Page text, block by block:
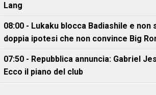
Lang
08:00 - Lukaku blocca Badiashile e non
doppia ipotesi che non convince Big
07:50 - Repubblica annuncia: Gabriel
Ecco il piano del club